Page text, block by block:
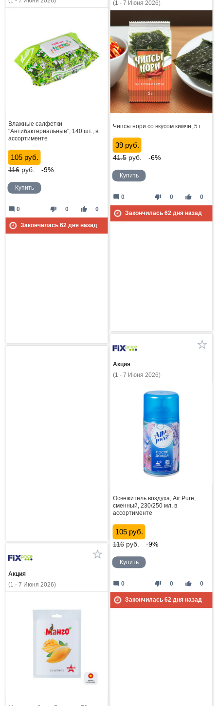
Влажные салфетки
"Антибактериальные", 140 шт., в
ассортименте
105 руб.
116руб. -9%
Купить
thumb_down 0 thumb_up 0
mode_comment 0
Закончилась 62дня назад
(1 - 7 Июня 2026)
Чипсы нори со вкусом кимчи, 5 г
39 руб.
41.5руб. -6%
Купить
thumb_down 0 thumb_up 0
mode_comment 0
Закончилась 62дня назад
Акция
(1 - 7 Июня 2026)
Освежитель воздуха, Air Pure,
сменный, 230/250 мл, в
ассортименте
105 руб.
116руб. -9%
Купить
thumb_down 0 thumb_up 0
mode_comment 0
Закончилась 62дня назад
Акция
(1 - 7 Июня 2026)